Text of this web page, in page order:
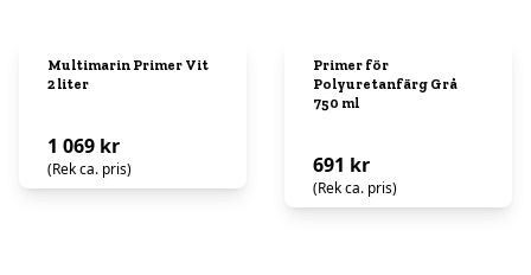
Multimarin Primer Vit
2 liter
1 069 kr
(Rek ca. pris)
Primer för
Polyuretanfärg Grå
750 ml
691 kr
(Rek ca. pris)